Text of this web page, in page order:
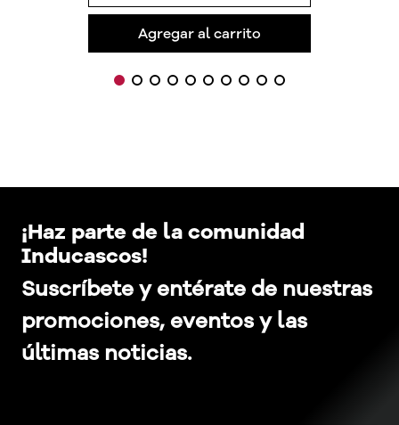
Agregar al carrito
¡Haz parte de la comunidad
Inducascos!
Suscríbete y entérate de nuestras
promociones, eventos y las
últimas noticias.